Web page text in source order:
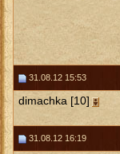
31.08.12 15:53
dimachka [10]
31.08.12 16:19